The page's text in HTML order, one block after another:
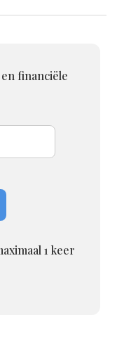
financiële
1 keer